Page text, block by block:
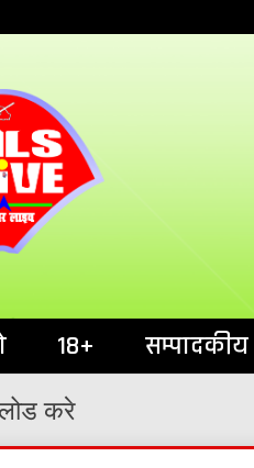
18+ सम्पादकीय
करे